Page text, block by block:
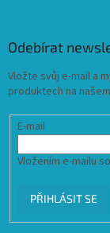
Odebírat
Vložte svůj e-mail a
produktech na
E-mail
Vložením e-mailu
PŘIHLÁSIT SE